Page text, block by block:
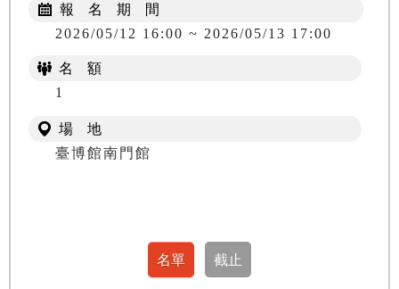
報 名 期 間
2026/05/12 16:00 ~ 2026/05/13 17:00
名 額
1
場 地
臺博館南門館